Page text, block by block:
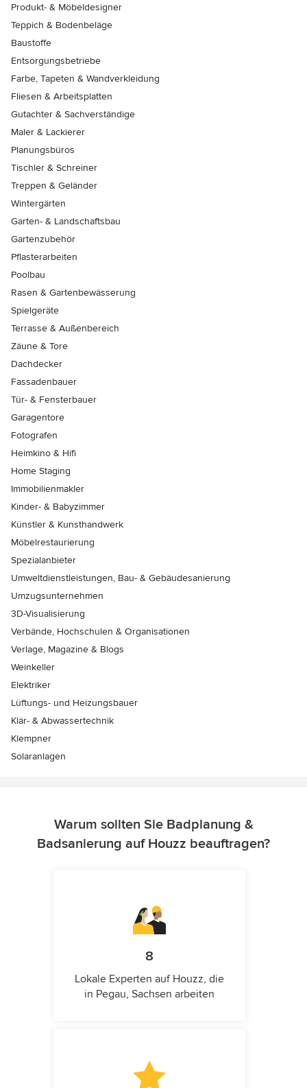
Produkt- & Möbeldesigner
Teppich & Bodenbeläge
Baustoffe
Entsorgungsbetriebe
Farbe, Tapeten & Wandverkleidung
Fliesen & Arbeitsplatten
Gutachter & Sachverständige
Maler & Lackierer
Planungsbüros
Tischler & Schreiner
Treppen & Geländer
Wintergärten
Garten- & Landschaftsbau
Gartenzubehör
Pflasterarbeiten
Poolbau
Rasen & Gartenbewässerung
Spielgeräte
Terrasse & Außenbereich
Zäune & Tore
Dachdecker
Fassadenbauer
Tür- & Fensterbauer
Garagentore
Fotografen
Heimkino & Hifi
Home Staging
Immobilienmakler
Kinder- & Babyzimmer
Künstler & Kunsthandwerk
Möbelrestaurierung
Spezialanbieter
Umweltdienstleistungen, Bau- & Gebäudesanierung
Umzugsunternehmen
3D-Visualisierung
Verbände, Hochschulen & Organisationen
Verlage, Magazine & Blogs
Weinkeller
Elektriker
Lüftungs- und Heizungsbauer
Klär- & Abwassertechnik
Klempner
Solaranlagen
Warum sollten Sie Badplanung &
Badsanierung auf Houzz beauftragen?
8
Lokale Experten auf Houzz, die
in Pegau, Sachsen arbeiten